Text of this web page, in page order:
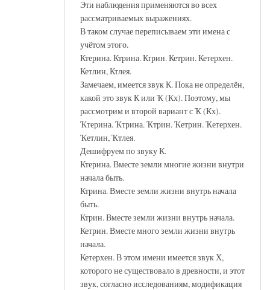
Эти наблюдения применяются во всех
рассматриваемых выражениях.
В таком случае переписываем эти имена с
учётом этого.
Ктерина. Ктрина. Ктрин. Кетрин. Кетерхен.
Кетлин, Ктлея.
Замечаем, имеется звук К. Пока не определён,
какой это звук К или Ҡ (Кх). Поэтому, мы
рассмотрим и второй вариант с Ҡ (Кх).
Ҡтерина. Ҡтрина. Ҡтрин. Ҡетрин. Ҡетерхен.
Ҡетлин, Ҡтлея.
Дешифруем по звуку К.
Ктерина. Вместе земли многие жизни внутри
начала быть.
Ктрина. Вместе земли жизни внутрь начала
быть.
Ктрин. Вместе земли жизни внутрь начала.
Кетрин. Вместе много земли жизни внутрь
начала.
Кетерхен. В этом имени имеется звук Х,
которого не существовало в древности, и этот
звук, согласно исследованиям, модификация